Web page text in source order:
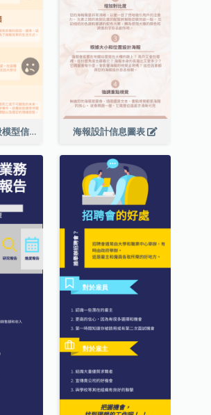
悲傷的五個階段模型信息圖表 海報設計信息圖表